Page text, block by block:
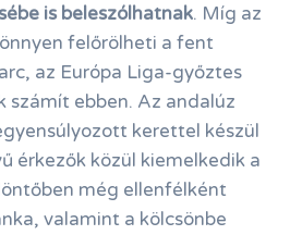
is beleszólhatnak. Míg az
felőrölheti a fent
az Európa Liga-győztes
számít ebben. Az andalúz
kerettel készül
érkezők közül kiemelkedik a
még ellenfélként
valamint a kölcsönbe